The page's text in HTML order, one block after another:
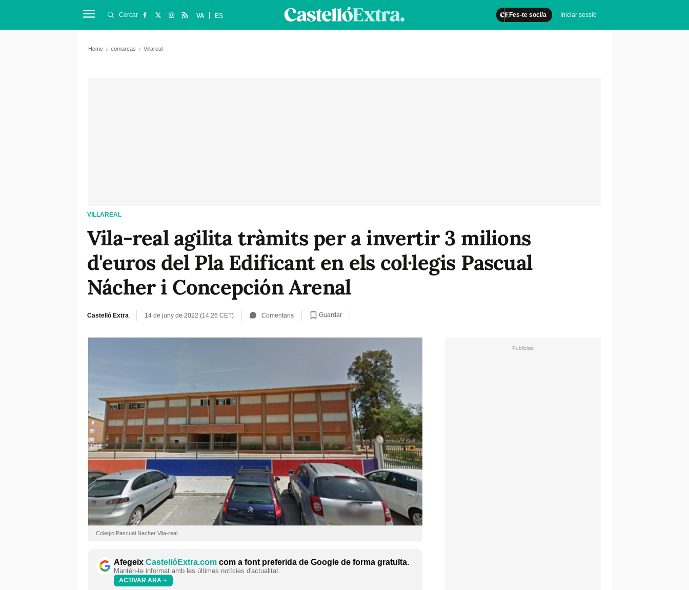
Fes-te soci/a Iniciar sessió
Cercar VA ES
Home comarcas Villareal
VILLAREAL
Vila-real agilita tràmits per a invertir 3 milions
d'euros del Pla Edificant en els col·legis Pascual
Nácher i Concepción Arenal
Castelló Extra 14 de juny de 2022 (14:26 CET) Comentaris Guardar
Colegio Pascual Nacher Vila-real
Afegeix CastellóExtra.com com a font preferida de Google de forma gratuïta.
Mantén-te informat amb les últimes notícies d'actualitat.
ACTIVAR ARA